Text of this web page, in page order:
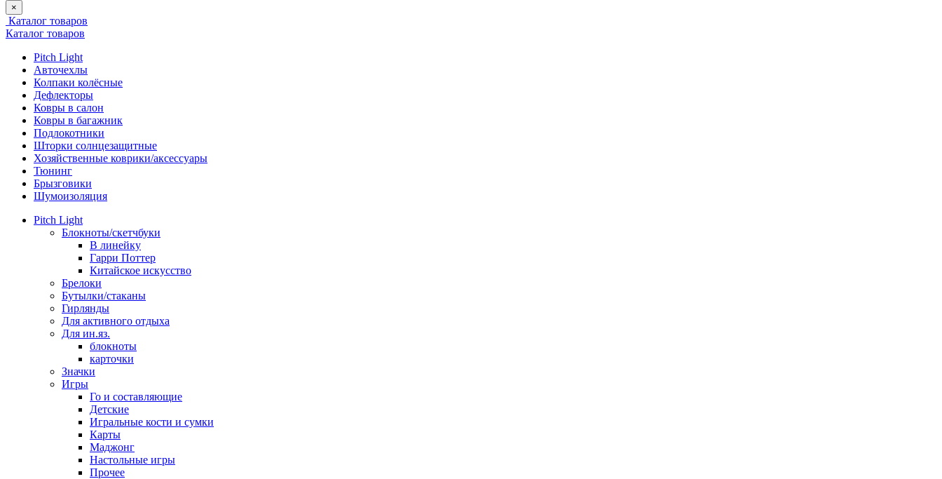
×
Каталог товаров
Каталог товаров
Pitch Light
Авточехлы
Колпаки колёсные
Дефлекторы
Ковры в салон
Ковры в багажник
Подлокотники
Шторки солнцезащитные
Хозяйственные коврики/аксессуары
Тюнинг
Брызговики
Шумоизоляция
Pitch Light
Блокноты/скетчбуки
В линейку
Гарри Поттер
Китайское искусство
Брелоки
Бутылки/стаканы
Гирлянды
Для активного отдыха
Для ин.яз.
блокноты
карточки
Значки
Игры
Го и составляющие
Детские
Игральные кости и сумки
Карты
Маджонг
Настольные игры
Прочее